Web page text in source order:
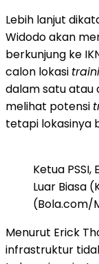
Lebih lanjut
Widodo akan
berkunjung ke
calon lokasi
dalam satu atau
melihat potensi
tetapi lokasinya
Ketua
Luar Biasa
(Bola.com/
Menurut Erick
infrastruktur